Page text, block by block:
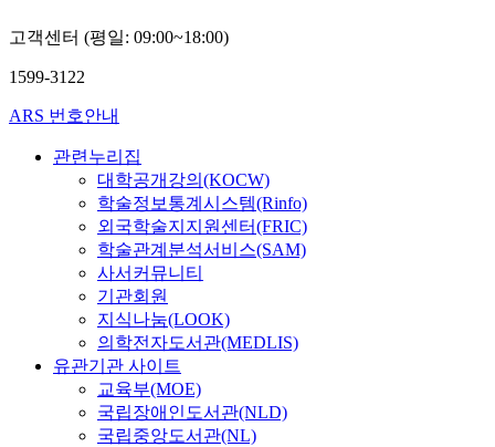
고객센터 (평일: 09:00~18:00)
1599-3122
ARS 번호안내
관련누리집
대학공개강의(KOCW)
학술정보통계시스템(Rinfo)
외국학술지지원센터(FRIC)
학술관계분석서비스(SAM)
사서커뮤니티
기관회원
지식나눔(LOOK)
의학전자도서관(MEDLIS)
유관기관 사이트
교육부(MOE)
국립장애인도서관(NLD)
국립중앙도서관(NL)